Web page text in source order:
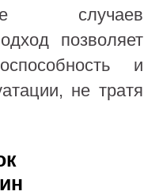
случаев
позволяет
и
не тратя